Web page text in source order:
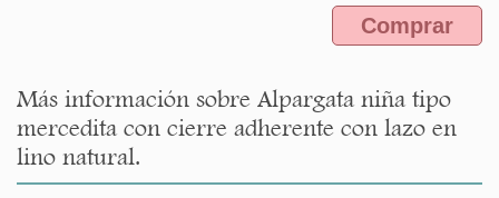
Comprar
Más información sobre Alpargata niña tipo
mercedita con cierre adherente con lazo en
lino natural.